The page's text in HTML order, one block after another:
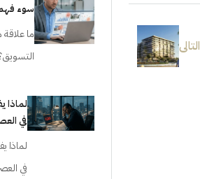
التالى
سوء
ما
في
في